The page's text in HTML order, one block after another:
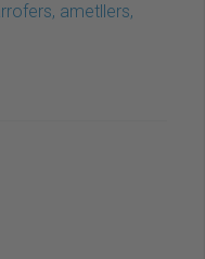
ametllers,